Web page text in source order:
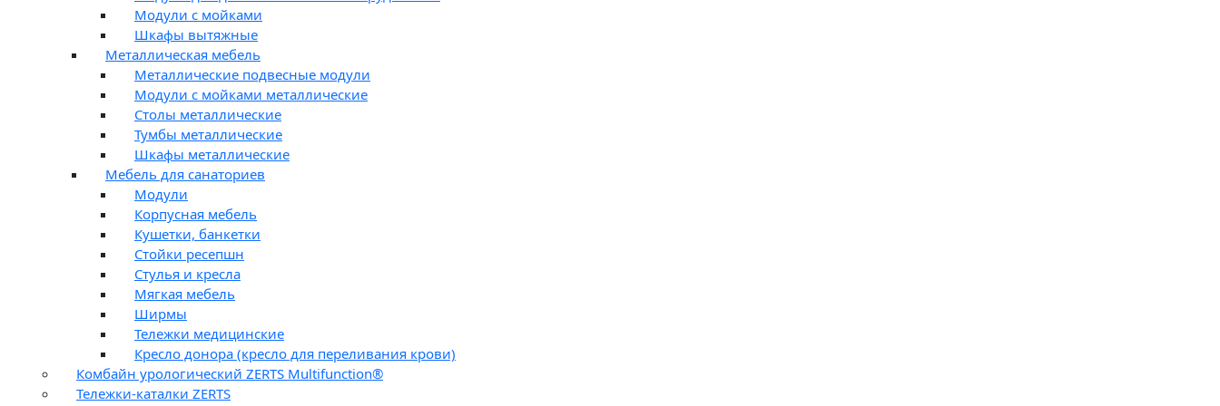
Модули с мойками
Шкафы вытяжные
Металлическая мебель
Металлические подвесные модули
Модули с мойками металлические
Столы металлические
Тумбы металлические
Шкафы металлические
Мебель для санаториев
Модули
Корпусная мебель
Кушетки, банкетки
Стойки ресепшн
Стулья и кресла
Мягкая мебель
Ширмы
Тележки медицинские
Кресло донора (кресло для переливания крови)
Комбайн урологический ZERTS Multifunction®
Тележки-каталки ZERTS